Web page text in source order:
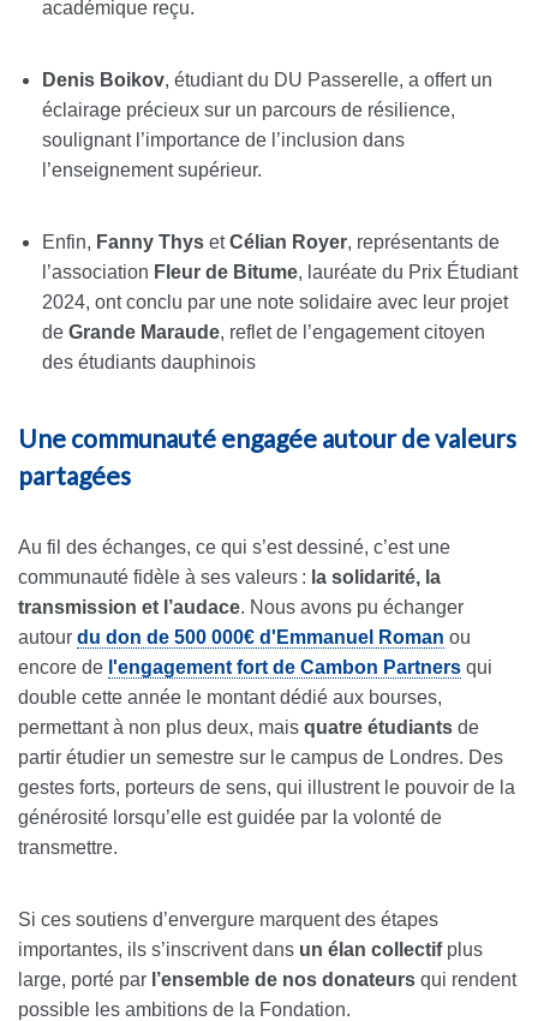
académique reçu.
Denis Boikov, étudiant du DU Passerelle, a offert un
éclairage précieux sur un parcours de résilience,
soulignant l’importance de l’inclusion dans
l’enseignement supérieur.
Enfin, Fanny Thys etCélian Royer, représentants de
l’association Fleur de Bitume, lauréate du Prix Étudiant
2024, ont conclu par une note solidaire avec leur projet
de Grande Maraude, reflet de l’engagement citoyen
des étudiants dauphinois
Une communauté engagée autour de valeurs
partagées
Au fil des échanges, ce qui s’est dessiné, c’est une
communauté fidèle à ses valeurs : la solidarité, la
transmission et l’audace. Nous avons pu échanger
autour du don de 500 000€ d'Emmanuel Roman ou
encore de l'engagement fort de Cambon Partners qui
double cette année le montant dédié aux bourses,
permettant à non plus deux, mais quatre étudiants de
partir étudier un semestre sur le campus de Londres. Des
gestes forts, porteurs de sens, qui illustrent le pouvoir de la
générosité lorsqu’elle est guidée par la volonté de
transmettre.
Si ces soutiens d’envergure marquent des étapes
importantes, ils s’inscrivent dans un élan collectif plus
large, porté par l’ensemble de nos donateurs qui rendent
possible les ambitions de la Fondation.